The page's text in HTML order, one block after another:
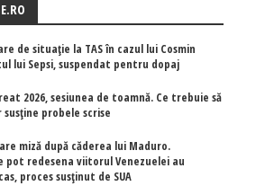
de situație la TAS în cazul lui Cosmin
lui Sepsi, suspendat pentru dopaj
2026, sesiunea de toamnă. Ce trebuie să
probele scrise
miză după căderea lui Maduro.
pot redesena viitorul Venezuelei au
proces susținut de SUA